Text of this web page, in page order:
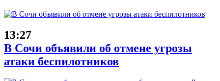
13:27
В Сочи объявили об отмене угрозы
атаки беспилотников